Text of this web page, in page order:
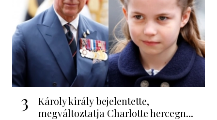
3
Károly király bejelentette,
megváltoztatja Charlotte hercegn...